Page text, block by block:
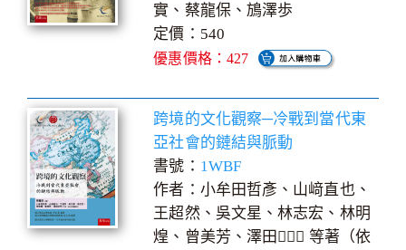
實、蔡龍保、鴋澤歩
定價：540
優惠價格：427
跨境的文化觀察─冷戰到當代東
亞社會的鏈結與脈動
書號： 1WBF
作者：小牟田哲彥、山﨑直也、
王超然、吳文星、林志宏、林明
煌、曾美芳、澤田 等著（依